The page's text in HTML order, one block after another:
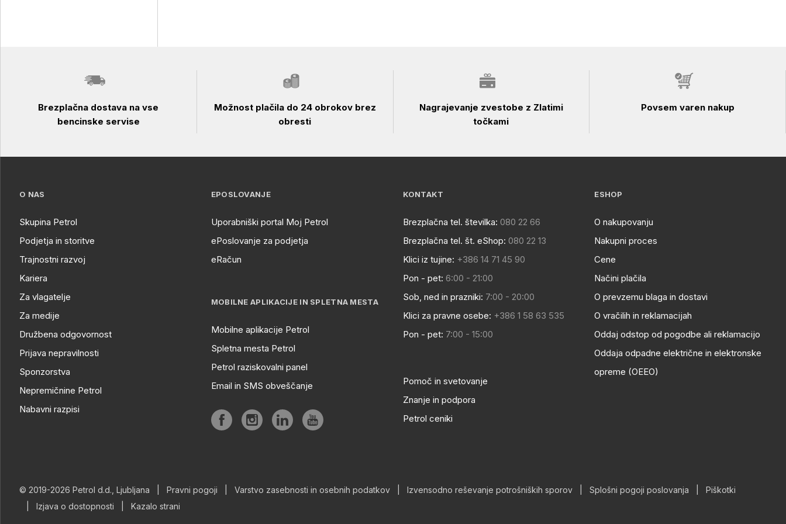
Brezplačna dostava na vse
bencinske servise
Možnost plačila do 24 obrokov brez
obresti
Nagrajevanje zvestobe z Zlatimi
točkami
Povsem varen nakup
O NAS
Skupina Petrol
Podjetja in storitve
Trajnostni razvoj
Kariera
Za vlagatelje
Za medije
Družbena odgovornost
Prijava nepravilnosti
Sponzorstva
Nepremičnine Petrol
Nabavni razpisi
EPOSLOVANJE
Uporabniški portal Moj Petrol
ePoslovanje za podjetja
eRačun
MOBILNE APLIKACIJE IN SPLETNA MESTA
Mobilne aplikacije Petrol
Spletna mesta Petrol
Petrol raziskovalni panel
Email in SMS obveščanje
KONTAKT
Brezplačna tel. številka: 080 22 66
Brezplačna tel. št. eShop: 080 22 13
Klici iz tujine: +386 14 71 45 90
Pon - pet: 6:00 - 21:00
Sob, ned in prazniki: 7:00 - 20:00
Klici za pravne osebe: +386 1 58 63 535
Pon - pet: 7:00 - 15:00
Pomoč in svetovanje
Znanje in podpora
Petrol ceniki
ESHOP
O nakupovanju
Nakupni proces
Cene
Načini plačila
O prevzemu blaga in dostavi
O vračilih in reklamacijah
Oddaj odstop od pogodbe ali reklamacijo
Oddaja odpadne električne in elektronske
opreme (OEEO)
© 2019-2026 Petrol d.d., Ljubljana Pravni pogoji Varstvo zasebnosti in osebnih podatkov Izvensodno reševanje potrošniških sporov Splošni pogoji poslovanja
Piškotki
Izjava o dostopnosti Kazalo strani